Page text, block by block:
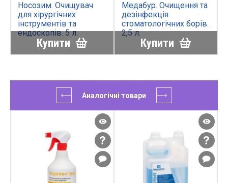
Купити
Носозим. Очищувач
для хірургічних
інструментів та
ендоскопів. 5 л.
Купити
Медабур. Очищення та
дезінфекція
стоматологічних борів.
2,5 л.
Аналогічні товари